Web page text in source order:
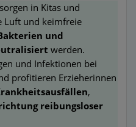
sorgen in Kitas und
Luft und keimfreie
und
werden.
und Infektionen bei
profitieren Erzieherinnen
,
reibungsloser